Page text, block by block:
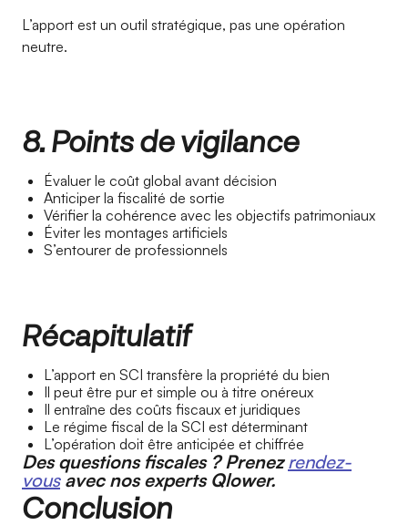
L’apport est un outil stratégique, pas une opération
neutre.
8. Points de vigilance
Évaluer le coût global avant décision
Anticiper la fiscalité de sortie
Vérifier la cohérence avec les objectifs patrimoniaux
Éviter les montages artificiels
S’entourer de professionnels
Récapitulatif
L’apport en SCI transfère la propriété du bien
Il peut être pur et simple ou à titre onéreux
Il entraîne des coûts fiscaux et juridiques
Le régime fiscal de la SCI est déterminant
L’opération doit être anticipée et chiffrée
Des questions fiscales ? Prenezrendez-
vousavec nos experts Qlower.
Conclusion